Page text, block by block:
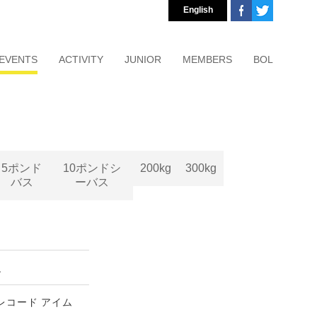
EVENTS ACTIVITY JUNIOR MEMBERS BOL
English
5ポンド
バス
10ポンドシ
ーバス
200kg 300kg
コード アイム